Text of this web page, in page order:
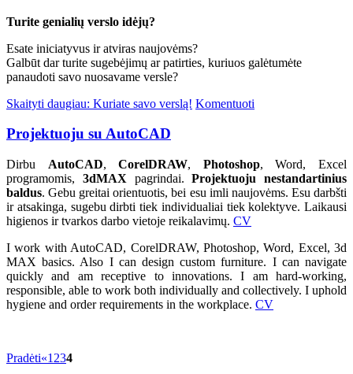
Turite genialių verslo idėjų?
Esate iniciatyvus ir atviras naujovėms?
Galbūt dar turite sugebėjimų ar patirties, kuriuos galėtumėte
panaudoti savo nuosavame versle?
Skaityti daugiau: Kuriate savo verslą! Komentuoti
Projektuoju su AutoCAD
Dirbu AutoCAD,CorelDRAW, Photoshop, Word, Excel
programomis, 3dMAX pagrindai.Projektuoju nestandartinius
baldus. Gebu greitai orientuotis, bei esu imli naujovėms. Esu darbšti
ir atsakinga, sugebu dirbti tiek individualiai tiek kolektyve. Laikausi
higienos ir tvarkos darbo vietoje reikalavimų. CV
I work with AutoCAD, CorelDRAW, Photoshop, Word, Excel, 3d
MAX basics. Also I can design custom furniture. I can navigate
quickly and am receptive to innovations. I am hard-working,
responsible, able to work both individually and collectively. I uphold
hygiene and order requirements in the workplace. CV
Pradėti«1 234